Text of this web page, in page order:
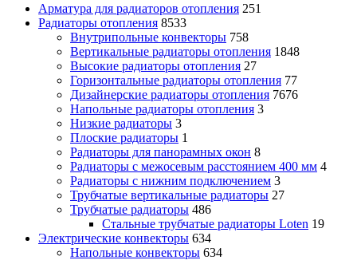
Арматура для радиаторов отопления 251
Радиаторы отопления 8533
Внутрипольные конвекторы 758
Вертикальные радиаторы отопления 1848
Высокие радиаторы отопления 27
Горизонтальные радиаторы отопления 77
Дизайнерские радиаторы отопления 7676
Напольные радиаторы отопления 3
Низкие радиаторы 3
Плоские радиаторы 1
Радиаторы для панорамных окон 8
Радиаторы с межосевым расстоянием 400 мм 4
Радиаторы с нижним подключением 3
Трубчатые вертикальные радиаторы 27
Трубчатые радиаторы 486
Cтальные трубчатые радиаторы Loten 19
Электрические конвекторы 634
Напольные конвекторы 634